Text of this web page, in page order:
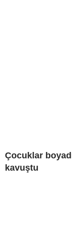
Çocuklar
kavuştu